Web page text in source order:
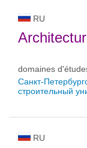
RU
domaines
Санкт-
строительный
RU